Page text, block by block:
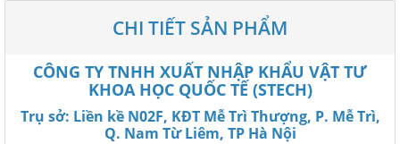
CHI TIẾT SẢN PHẨM
CÔNG TY TNHH XUẤT NHẬP KHẨU VẬT TƯ
KHOA HỌC QUỐC TẾ (STECH)
Trụ sở: Liền kề N02F, KĐT Mễ Trì Thượng, P. Mễ Trì,
Q. Nam Từ Liêm, TP Hà Nội